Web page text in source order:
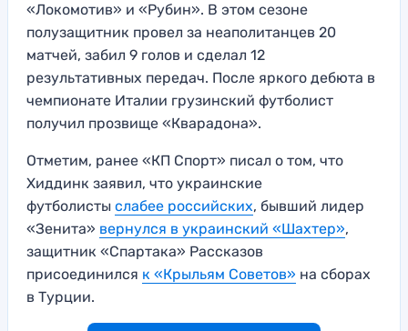
«Локомотив» и «Рубин». В этом сезоне
полузащитник провел за неаполитанцев 20
матчей, забил 9 голов и сделал 12
результативных передач. После яркого дебюта в
чемпионате Италии грузинский футболист
получил прозвище «Кварадона».
Отметим, ранее «КП Спорт» писал о том, что
Хиддинк заявил, что украинские
футболисты слабее российских, бывший лидер
«Зенита» вернулся в украинский «Шахтер»,
защитник «Спартака» Рассказов
присоединился к «Крыльям Советов» на сборах
в Турции.